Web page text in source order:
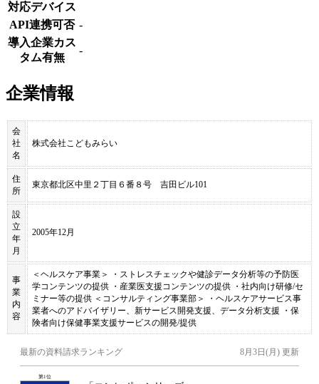
対応デバイス
API連携可否 -
導入企業カス
タム有無
-
企業情報
会
社
名
株式会社こどもみらい
住
所
東京都北区中里２丁目６番８号 吉田ビル101
設
立
年
月
2005年12月
事
業
内
容
＜ヘルスケア事業＞ ・ストレスチェックや健診データ分析等の予防医
学コンテンツの提供 ・産業医支援コンテンツの提供 ・社内向け研修/セ
ミナー等の提供 ＜コンサルティング事業部＞ ・ヘルスケアサービス事
業者へのアドバイザリー、新サービス開発支援、データ分析支援 ・保
険者向け保健事業支援サービスの開発/提供
最新の資料請求ランキング 8月3日(月) 更新
第1位